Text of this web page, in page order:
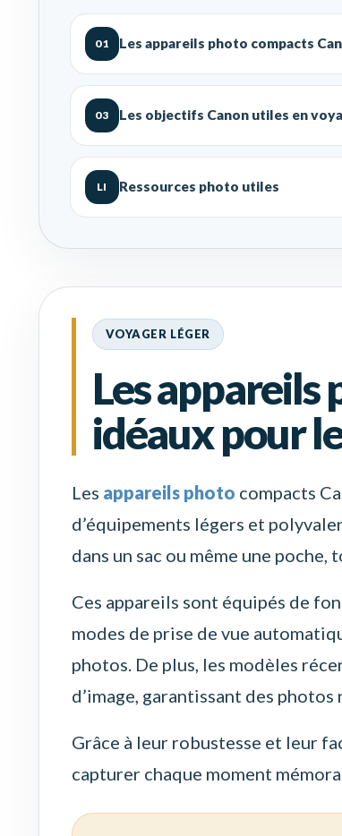
01 Les appareils photo compacts
03 Les objectifs Canon utiles en
LI Ressources photo utiles
VOYAGER LÉGER
Les appareils
idéaux pour
Les appareils photo compacts
d’équipements légers et
dans un sac ou même une
Ces appareils sont équipés de
modes de prise de vue
photos. De plus, les modèles
d’image, garantissant des
Grâce à leur robustesse et leur
capturer chaque moment